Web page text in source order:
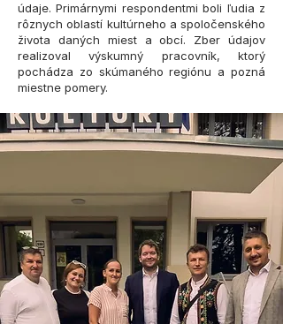
údaje. Primárnymi respondentmi boli ľudia z
rôznych oblastí kultúrneho a spoločenského
života daných miest a obcí. Zber údajov
realizoval výskumný pracovník, ktorý
pochádza zo skúmaného regiónu a pozná
miestne pomery.